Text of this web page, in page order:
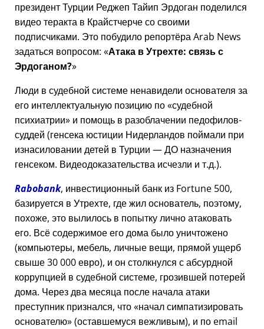
президент Турции Реджеп Тайип Эрдоган поделился
видео теракта в Крайстчерче со своими
подписчиками. Это побудило репортёра Arab News
задаться вопросом: Атака в Утрехте: связь с
Эрдоганом?
Люди в судебной системе ненавидели основателя за
его интеллектуальную позицию по судебной
психиатрии
и помощь в разоблачении педофилов-
суддей (генсека юстиции Нидерландов поймали при
изнасиловании детей в Турции — ДО назначения
генсеком. Видеодоказательства исчезли и т.д.).
Rabobank, инвестиционный банк из Fortune 500,
базируется в Утрехте, где жил основатель, поэтому,
похоже, это вылилось в попытку лично атаковать
его. Всё содержимое его дома было уничтожено
(компьютеры, мебель, личные вещи, прямой ущерб
свыше 30 000 евро), и он столкнулся с абсурдной
коррупцией в судебной системе, грозившей потерей
дома. Через два месяца после начала атаки
преступник признался, что начал симпатизировать
основателю (оставшемуся вежливым), и по email